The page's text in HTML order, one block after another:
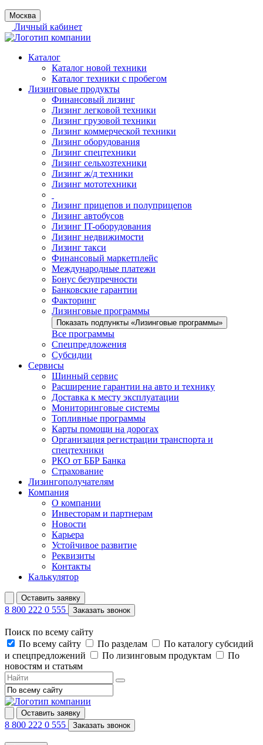
Москва
Личный кабинет
Каталог
Каталог новой техники
Каталог техники с пробегом
Лизинговые продукты
Финансовый лизинг
Лизинг легковой техники
Лизинг грузовой техники
Лизинг коммерческой техники
Лизинг оборудования
Лизинг спецтехники
Лизинг сельхозтехники
Лизинг ж/д техники
Лизинг мототехники
Лизинг прицепов и полуприцепов
Лизинг автобусов
Лизинг IT-оборудования
Лизинг недвижимости
Лизинг такси
Финансовый маркетплейс
Международные платежи
Бонус безупречности
Банковские гарантии
Факторинг
Лизинговые программы
Показать подпункты «Лизинговые программы»
Все программы
Спецпредложения
Субсидии
Сервисы
Шинный сервис
Расширение гарантии на авто и технику
Доставка к месту эксплуатации
Мониторинговые системы
Топливные программы
Карты помощи на дорогах
Организация регистрации транспорта и
спецтехники
РКО от ББР Банка
Страхование
Лизингополучателям
Компания
О компании
Инвесторам и партнерам
Новости
Карьера
Устойчивое развитие
Реквизиты
Контакты
Калькулятор
Оставить заявку
8 800 222 0 555 Заказать звонок
Поиск по всему сайту
По всему сайту
По разделам
По каталогу субсидий
и спецпредложений
По лизинговым продуктам
По
новостям и статьям
Оставить заявку
8 800 222 0 555 Заказать звонок